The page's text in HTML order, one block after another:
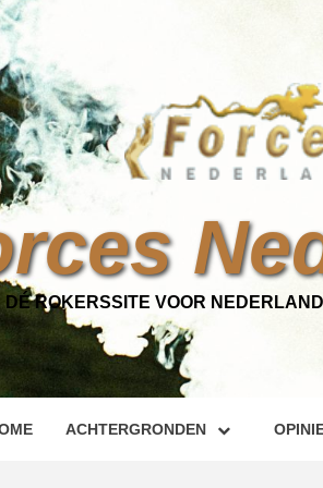
DÉ ROKERSSITE VOOR
ACHTERGRONDEN